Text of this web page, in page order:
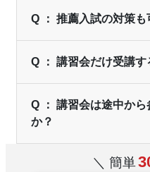
Q ： 推薦入試の対策
Q ： 講習会だけ受講
Q ： 講習会は途中から参加することはできます
か？
＼ 簡単